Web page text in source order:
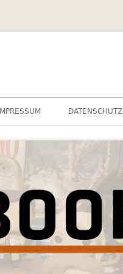
IMPRESSUM DATENSCHUTZ